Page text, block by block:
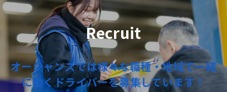
Recruit
オーシャンズでは様々な職種・地域で一緒
に働く ドライバーを募集しています！